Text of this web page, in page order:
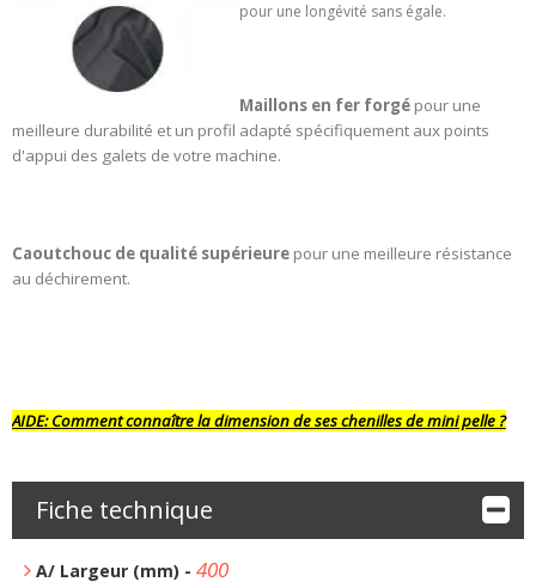
pour une longévité sans égale.
Maillons en fer forgépour une
meilleure durabilité et un profil adapté spécifiquement aux points
d'appui des galets de votre machine.
Caoutchouc de qualité supérieurepour une meilleure résistance
au déchirement.
AIDE:Comment connaître la dimension de ses chenilles de mini pelle ?
Fiche technique
A/ Largeur (mm) - 400